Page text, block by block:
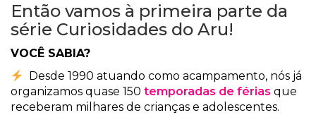
Então vamos à primeira parte da
série Curiosidades do Aru!
VOCÊ SABIA?
Desde 1990 atuando como acampamento, nós já
organizamos quase 150 temporadas de férias que
receberam milhares de crianças e adolescentes.